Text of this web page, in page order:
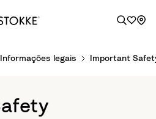
Informações legais Important